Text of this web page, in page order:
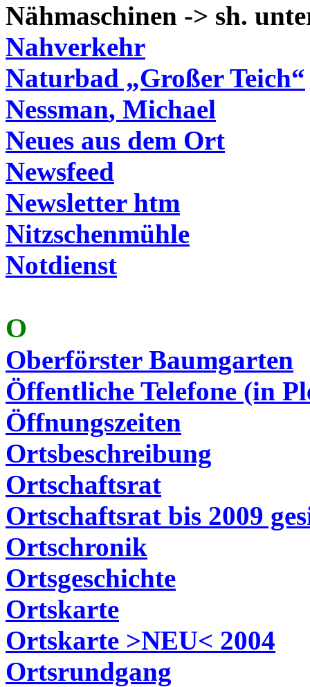
Nähmaschinen -> sh.
Nahverkehr
Naturbad „Großer Teich“
Nessman, Michael
Neues aus dem Ort
Newsfeed
Newsletter htm
Nitzschenmühle
Notdienst
O
Oberförster Baumgarten
Öffentliche Telefone (in
Öffnungszeiten
Ortsbeschreibung
Ortschaftsrat
Ortschaftsrat bis 2009
Ortschronik
Ortsgeschichte
Ortskarte
Ortskarte >NEU< 2004
Ortsrundgang